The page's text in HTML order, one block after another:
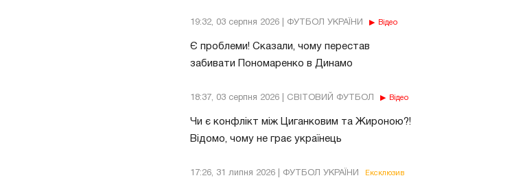
19:32, 03 серпня 2026 | ФУТБОЛ УКРАЇНИ Відео
Є проблеми! Сказали, чому перестав
забивати Пономаренко в Динамо
18:37, 03 серпня 2026 | СВІТОВИЙ ФУТБОЛ Відео
Чи є конфлікт між Циганковим та Жироною?!
Відомо, чому не грає українець
17:26, 31 липня 2026 | ФУТБОЛ УКРАЇНИ Ексклюзив